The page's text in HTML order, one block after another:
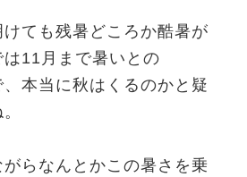
ても残暑どころか酷暑が
11月まで暑いとの
本当に秋はくるのかと疑
らなんとかこの暑さを乗